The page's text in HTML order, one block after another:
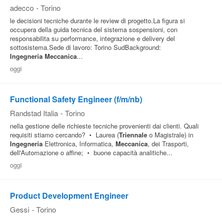
adecco - Torino
le decisioni tecniche durante le review di progetto.La figura si
occupera della guida tecnica del sistema sospensioni, con
responsabilita su performance, integrazione e delivery del
sottosistema.Sede di lavoro: Torino SudBackground:
Ingegneria Meccanica...
oggi
Functional Safety Engineer (f/m/nb)
Randstad Italia - Torino
nella gestione delle richieste tecniche provenienti dai clienti. Quali
requisiti stiamo cercando? • Laurea (Triennale o Magistrale) in
Ingegneria Elettronica, Informatica, Meccanica, dei Trasporti,
dell'Automazione o affine; • buone capacità analitiche...
oggi
Product Development Engineer
Gessi - Torino